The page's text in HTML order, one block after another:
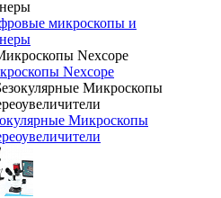
микроскопы и
Nexcope
Микроскопы